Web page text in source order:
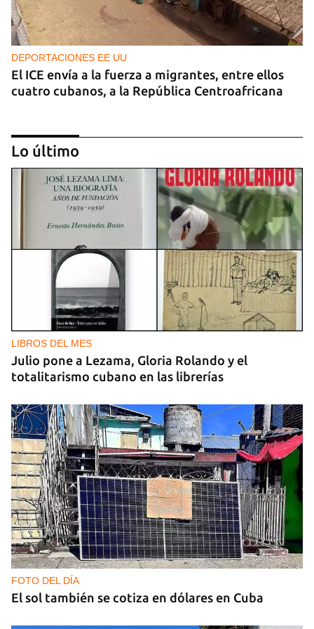
DEPORTACIONES EE UU
El ICE envía a la fuerza a migrantes, entre ellos
cuatro cubanos, a la República Centroafricana
Ucrania ataca otro centro logístico del Amazon
ruso, esta vez en los Urales
Lo último
LIBROS DEL MES
Julio pone a Lezama, Gloria Rolando y el
totalitarismo cubano en las librerías
FOTO DEL DÍA
El sol también se cotiza en dólares en Cuba